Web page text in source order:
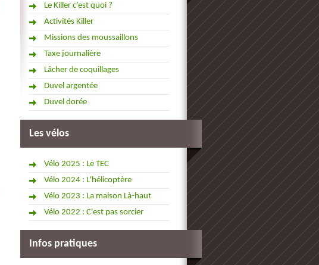
Le Killer c’est quoi ?
Activités Killer
Missions des moussaillons
Taxe journalière
Lâcher de coquillages
Duvel argentée
Duvel dorée
Les vélos
Vélo 2025 : Le TEC
Vélo 2024 : L'hélicoptère
Vélo 2023 : La maison Là-haut
Vélo 2022 : C'est pas sorcier
Infos pratiques